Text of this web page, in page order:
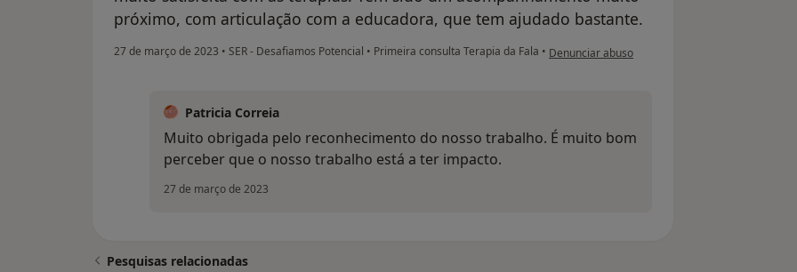
próximo, com articulação com a educadora, que tem ajudado bastante.
27 de março de 2023 • SER - Desafiamos Potencial • Primeira consulta Terapia da Fala • na opinião do utilizador S.F.
Denunciar abuso
Patricia Correia
Muito obrigada pelo reconhecimento do nosso trabalho. É muito bom
perceber que o nosso trabalho está a ter impacto.
27 de março de 2023
Pesquisas relacionadas